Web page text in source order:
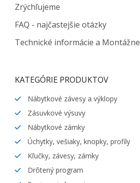
Zrýchľujeme
FAQ - najčastejšie otázky
Technické informácie a
KATEGÓRIE PRODUKTOV
Nábytkové závesy a výklopy
Zásuvkové výsuvy
Nábytkové zámky
Úchytky, vešiaky, knopky, profily
Kľučky, závesy, zámky
Drôtený program